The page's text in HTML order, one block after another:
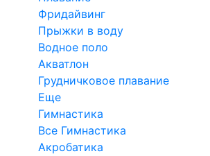
Фридайвинг
Прыжки в воду
Водное поло
Акватлон
Грудничковое плавание
Еще
Гимнастика
Все Гимнастика
Акробатика